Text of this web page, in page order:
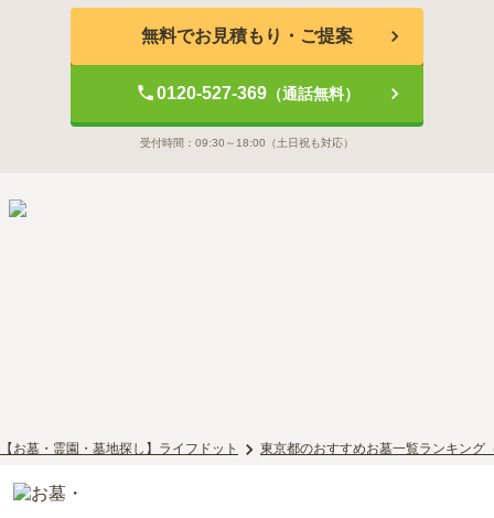
無料でお見積もり・ご提案
0120-527-369（通話無料）
受付時間： 09:30～18:00 （土日祝も対応）
【お墓・霊園・墓地探し】ライフドット 東京都のおすすめお墓一覧ランキング